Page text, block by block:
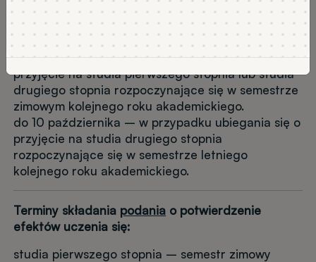
Terminy składania wniosku
o potwierdzenie
do 10 marca – w przypadku ubiegania się o
przyjęcie na studia pierwszego stopnia lub studia
drugiego stopnia rozpoczynające się w semestrze
zimowym kolejnego roku akademickiego.
do 10 października – w przypadku ubiegania się o
przyjęcie na studia drugiego stopnia
rozpoczynające się w semestrze letniego
kolejnego roku akademickiego.
Terminy składania podania o potwierdzenie
efektów uczenia się:
studia pierwszego stopnia – semestr zimowy